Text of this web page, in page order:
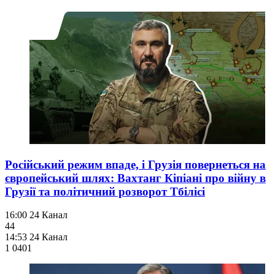
Російський режим впаде, і Грузія повернеться на
європейський шлях: Вахтанг Кіпіані про війну в
Грузії та політичний розворот Тбілісі
16:00 24 Канал
44
14:53 24 Канал
1 0401